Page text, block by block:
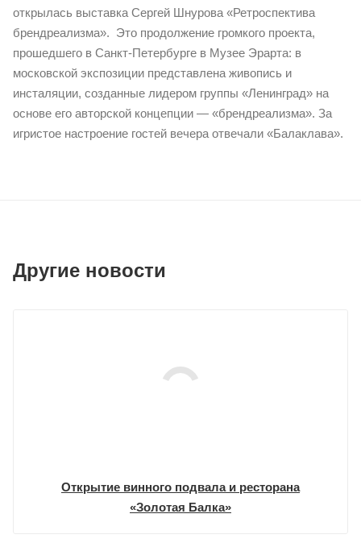
открылась выставка Сергей Шнурова «Ретроспектива
брендреализма». Это продолжение громкого проекта,
прошедшего в Санкт-Петербурге в Музее Эрарта: в
московской экспозиции представлена живопись и
инсталяции, созданные лидером группы «Ленинград» на
основе его авторской концепции — «брендреализма». За
игристое настроение гостей вечера отвечали «Балаклава».
Другие новости
Открытие винного подвала и ресторана
«Золотая Балка»